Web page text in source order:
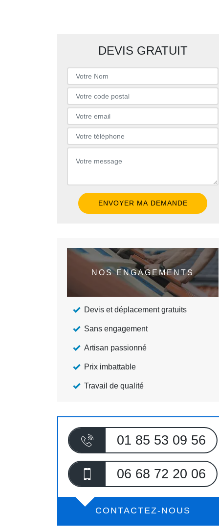
DEVIS GRATUIT
NOS ENGAGEMENTS
Devis et déplacement gratuits
Sans engagement
Artisan passionné
Prix imbattable
Travail de qualité
01 85 53 09 56
06 68 72 20 06
CONTACTEZ-NOUS